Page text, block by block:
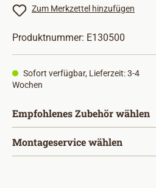
Zum Merkzettel hinzufügen
Produktnummer: E130500
Sofort verfügbar, Lieferzeit: 3-4
Wochen
Empfohlenes Zubehör wählen
Montageservice wählen